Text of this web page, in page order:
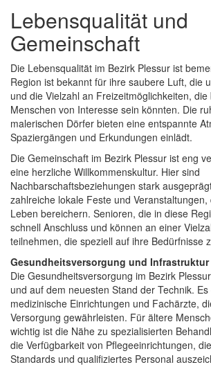
Lebensqualität und
Gemeinschaft
Die Lebensqualität im Bezirk Plessur ist
Region ist bekannt für ihre saubere Luft, die
und die Vielzahl an Freizeitmöglichkeiten,
Menschen von Interesse sein könnten. Die
malerischen Dörfer bieten eine entspannte
Spaziergängen und Erkundungen einlädt.
Die Gemeinschaft im Bezirk Plessur ist eng
eine herzliche Willkommenskultur. Hier sind
Nachbarschaftsbeziehungen stark
zahlreiche lokale Feste und
Leben bereichern. Senioren, die in diese
schnell Anschluss und können an einer
teilnehmen, die speziell auf ihre Bedürfnisse
Gesundheitsversorgung und Infrastruktur
Die Gesundheitsversorgung im Bezirk
und auf dem neuesten Stand der Technik.
medizinische Einrichtungen und Fachärzte,
Versorgung gewährleisten. Für ältere
wichtig ist die Nähe zu spezialisierten
die Verfügbarkeit von Pflegeeinrichtungen,
Standards und qualifiziertes Personal